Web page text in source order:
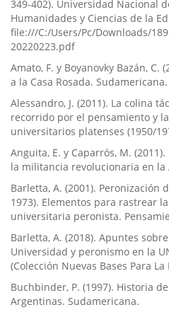
349-402). Universidad Nacional
Humanidades y Ciencias de la
file:///C:/Users/Pc/Downloads/
20220223.pdf
Amato, F. y Boyanovky Bazán, C.
a la Casa Rosada. Sudamericana.
Alessandro, J. (2011). La colina
recorrido por el pensamiento y
universitarios platenses (1950/
Anguita, E. y Caparrós, M.
la militancia revolucionaria en la
Barletta, A. (2001). Peronización
1973). Elementos para rastrear
universitaria peronista.
Barletta, A. (2018). Apuntes
Universidad y peronismo en la
(Colección Nuevas Bases Para
Buchbinder, P. (1997). Historia
Argentinas. Sudamericana.